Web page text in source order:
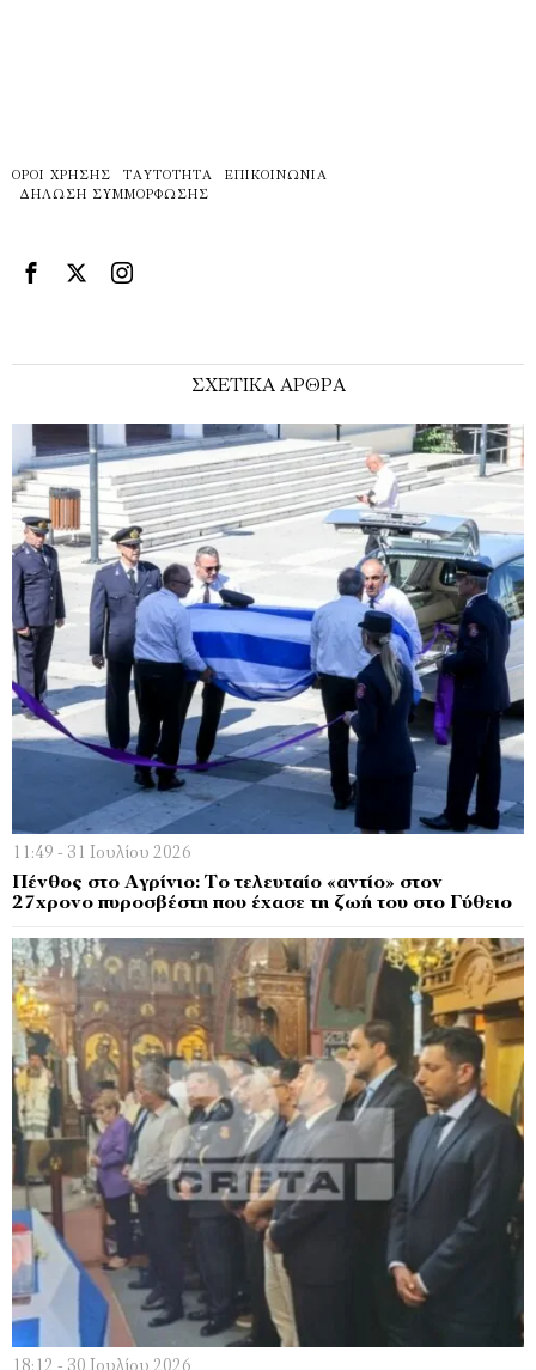
ΌΡΟΙ ΧΡΉΣΗΣ ΤΑΥΤΌΤΗΤΑ
ΕΠΙΚΟΙΝΩΝΊΑ
ΔΉΛΩΣΗ ΣΥΜΜΌΡΦΩΣΗΣ
ΣΧΕΤΙΚΑ ΑΡΘΡΑ
11:49 - 31 Ιουλίου 2026
Πένθος στο Αγρίνιο: Το τελευταίο «αντίο» στον
27χρονο πυροσβέστη που έχασε τη ζωή του στο Γύθειο